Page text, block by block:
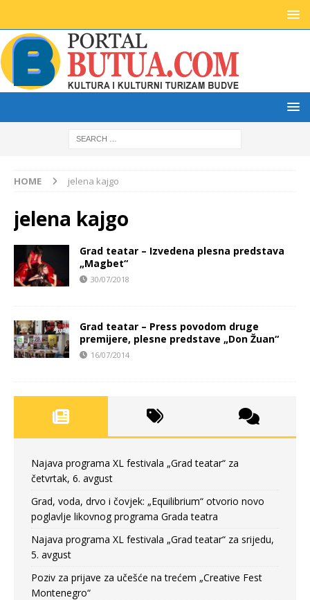
HOME jelena kajgo
jelena kajgo
Grad teatar – Izvedena plesna predstava
„Magbet“
30/07/2018
Grad teatar – Press povodom druge
premijere, plesne predstave „Don Žuan“
16/07/2014
Najava programa XL festivala „Grad teatar“ za
četvrtak, 6. avgust
Grad, voda, drvo i čovjek: „Equilibrium“ otvorio novo
poglavlje likovnog programa Grada teatra
Najava programa XL festivala „Grad teatar“ za srijedu,
5. avgust
Poziv za prijave za učešće na trećem „Creative Fest
Montenegro“